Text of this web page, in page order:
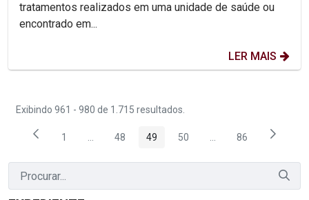
tratamentos realizados em uma unidade de saúde ou
encontrado em...
LER MAIS
Exibindo 961 - 980 de 1.715 resultados.
Página
1 Páginas intermediárias Usar ABA para navegar.
Página
48 Página
49 Página
50 PáginasPágina
86